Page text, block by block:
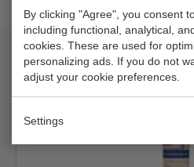
By clicking "Agree", you consent
including functional, analytical,
cookies. These are used for
personalizing ads. If you do not
adjust your cookie preferences.
Settings
Matching products